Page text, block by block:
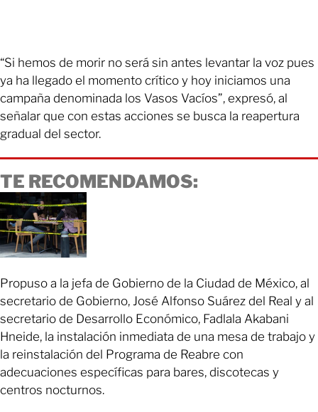
“Si hemos de morir no será sin antes levantar la voz pues
ya ha llegado el momento crítico y hoy iniciamos una
campaña denominada los Vasos Vacíos”, expresó, al
señalar que con estas acciones se busca la reapertura
gradual del sector.
TE RECOMENDAMOS:
Propuso a la jefa de Gobierno de la Ciudad de México, al
secretario de Gobierno, José Alfonso Suárez del Real y al
secretario de Desarrollo Económico, Fadlala Akabani
Hneide, la instalación inmediata de una mesa de trabajo y
la reinstalación del Programa de Reabre con
adecuaciones específicas para bares, discotecas y
centros nocturnos.